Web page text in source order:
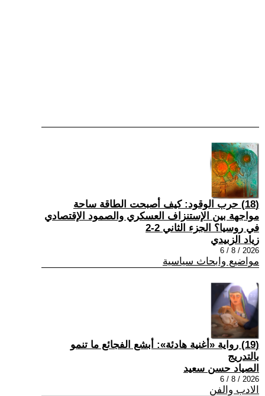
(18) حرب الوقود: كيف أصبحت الطاقة ساحة
مواجهة بين الإستنزاف العسكري والصمود الإقتصادي
في روسيا؟ الجزء الثاني 2-2
زياد الزبيدي
2026 / 8 / 6
مواضيع وابحاث سياسية
(19) رواية «أغنية هادئة»: أبشع الفجائع ما تنمو
بالتدريج
الصياد حسن سعيد
2026 / 8 / 6
الادب والفن